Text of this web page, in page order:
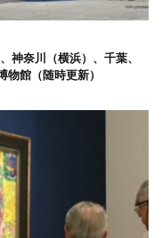
奈川（横浜）、千葉、
館（随時更新）